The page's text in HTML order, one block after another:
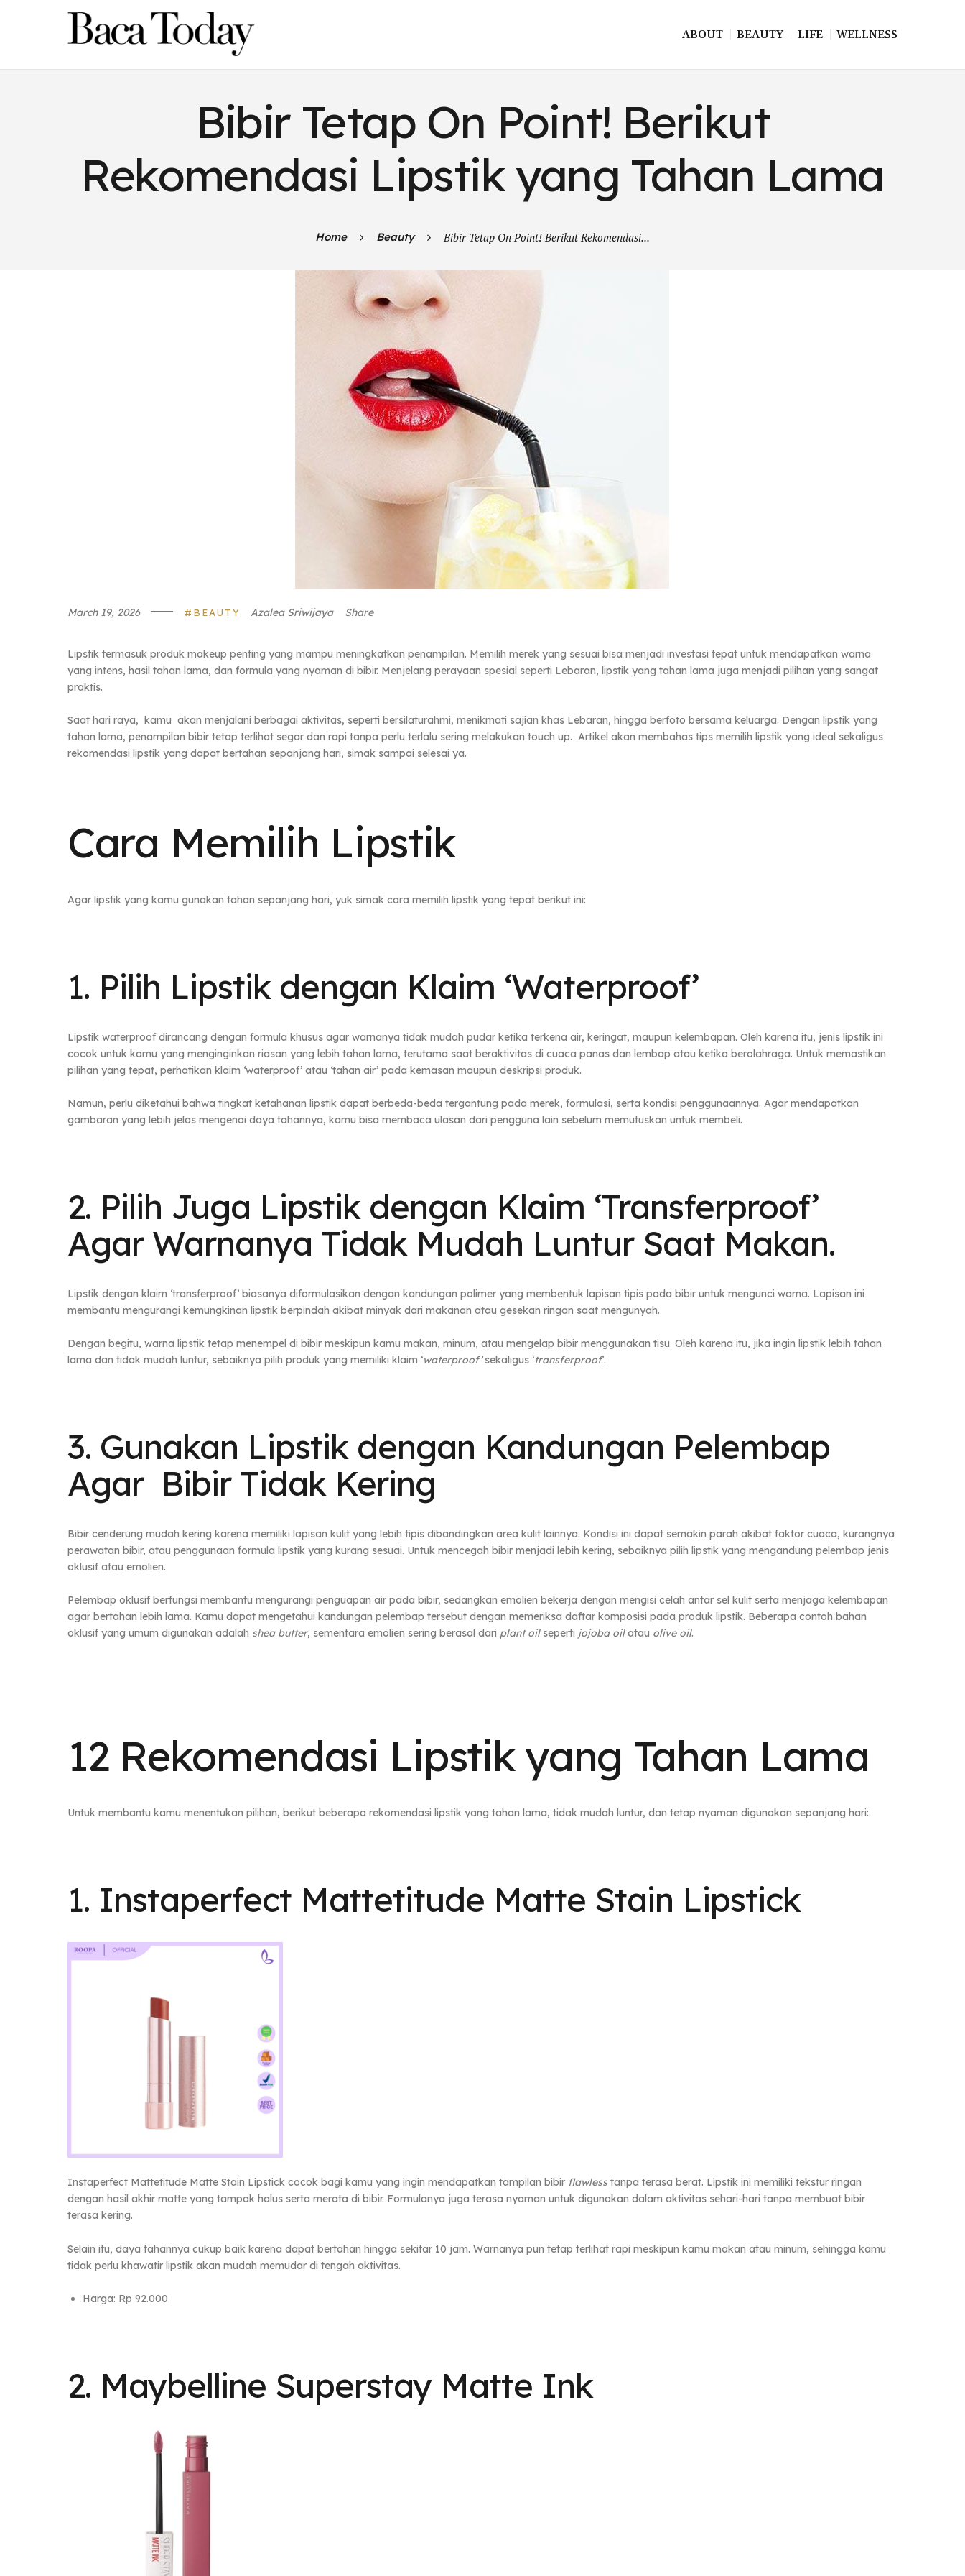
ABOUT BEAUTY LIFE WELLNESS
Bibir Tetap On Point! Berikut
Rekomendasi Lipstik yang Tahan Lama
Home Beauty Bibir Tetap On Point! Berikut Rekomendasi...
March 19, 2026 BEAUTY Azalea Sriwijaya Share
Lipstik termasuk produk makeup penting yang mampu meningkatkan penampilan. Memilih merek yang sesuai bisa menjadi investasi tepat untuk mendapatkan warna
yang intens, hasil tahan lama, dan formula yang nyaman di bibir. Menjelang perayaan spesial seperti Lebaran, lipstik yang tahan lama juga menjadi pilihan yang sangat
praktis.
Saat hari raya, kamu akan menjalani berbagai aktivitas, seperti bersilaturahmi, menikmati sajian khas Lebaran, hingga berfoto bersama keluarga. Dengan lipstik yang
tahan lama, penampilan bibir tetap terlihat segar dan rapi tanpa perlu terlalu sering melakukan touch up. Artikel akan membahas tips memilih lipstik yang ideal sekaligus
rekomendasi lipstik yang dapat bertahan sepanjang hari, simak sampai selesai ya.
Cara Memilih Lipstik
Agar lipstik yang kamu gunakan tahan sepanjang hari, yuk simak cara memilih lipstik yang tepat berikut ini:
1. Pilih Lipstik dengan Klaim ‘Waterproof’
Lipstik waterproof dirancang dengan formula khusus agar warnanya tidak mudah pudar ketika terkena air, keringat, maupun kelembapan. Oleh karena itu, jenis lipstik ini
cocok untuk kamu yang menginginkan riasan yang lebih tahan lama, terutama saat beraktivitas di cuaca panas dan lembap atau ketika berolahraga. Untuk memastikan
pilihan yang tepat, perhatikan klaim ‘waterproof’ atau ‘tahan air’ pada kemasan maupun deskripsi produk.
Namun, perlu diketahui bahwa tingkat ketahanan lipstik dapat berbeda-beda tergantung pada merek, formulasi, serta kondisi penggunaannya. Agar mendapatkan
gambaran yang lebih jelas mengenai daya tahannya, kamu bisa membaca ulasan dari pengguna lain sebelum memutuskan untuk membeli.
2. Pilih Juga Lipstik dengan Klaim ‘Transferproof’
Agar Warnanya Tidak Mudah Luntur Saat Makan.
Lipstik dengan klaim ‘transferproof’ biasanya diformulasikan dengan kandungan polimer yang membentuk lapisan tipis pada bibir untuk mengunci warna. Lapisan ini
membantu mengurangi kemungkinan lipstik berpindah akibat minyak dari makanan atau gesekan ringan saat mengunyah.
Dengan begitu, warna lipstik tetap menempel di bibir meskipun kamu makan, minum, atau mengelap bibir menggunakan tisu. Oleh karena itu, jika ingin lipstik lebih tahan
lama dan tidak mudah luntur, sebaiknya pilih produk yang memiliki klaim ‘waterproof’sekaligus ‘transferproof’.
3. Gunakan Lipstik dengan Kandungan Pelembap
Agar Bibir Tidak Kering
Bibir cenderung mudah kering karena memiliki lapisan kulit yang lebih tipis dibandingkan area kulit lainnya. Kondisi ini dapat semakin parah akibat faktor cuaca, kurangnya
perawatan bibir, atau penggunaan formula lipstik yang kurang sesuai. Untuk mencegah bibir menjadi lebih kering, sebaiknya pilih lipstik yang mengandung pelembap jenis
oklusif atau emolien.
Pelembap oklusif berfungsi membantu mengurangi penguapan air pada bibir, sedangkan emolien bekerja dengan mengisi celah antar sel kulit serta menjaga kelembapan
agar bertahan lebih lama. Kamu dapat mengetahui kandungan pelembap tersebut dengan memeriksa daftar komposisi pada produk lipstik. Beberapa contoh bahan
oklusif yang umum digunakan adalah shea butter, sementara emolien sering berasal dari plant oilseperti jojoba oilatau olive oil.
12 Rekomendasi Lipstik yang Tahan Lama
Untuk membantu kamu menentukan pilihan, berikut beberapa rekomendasi lipstik yang tahan lama, tidak mudah luntur, dan tetap nyaman digunakan sepanjang hari:
1. Instaperfect Mattetitude Matte Stain Lipstick
Instaperfect Mattetitude Matte Stain Lipstick cocok bagi kamu yang ingin mendapatkan tampilan bibir flawlesstanpa terasa berat. Lipstik ini memiliki tekstur ringan
dengan hasil akhir matte yang tampak halus serta merata di bibir. Formulanya juga terasa nyaman untuk digunakan dalam aktivitas sehari-hari tanpa membuat bibir
terasa kering.
Selain itu, daya tahannya cukup baik karena dapat bertahan hingga sekitar 10 jam. Warnanya pun tetap terlihat rapi meskipun kamu makan atau minum, sehingga kamu
tidak perlu khawatir lipstik akan mudah memudar di tengah aktivitas.
Harga: Rp 92.000
2. Maybelline Superstay Matte Ink